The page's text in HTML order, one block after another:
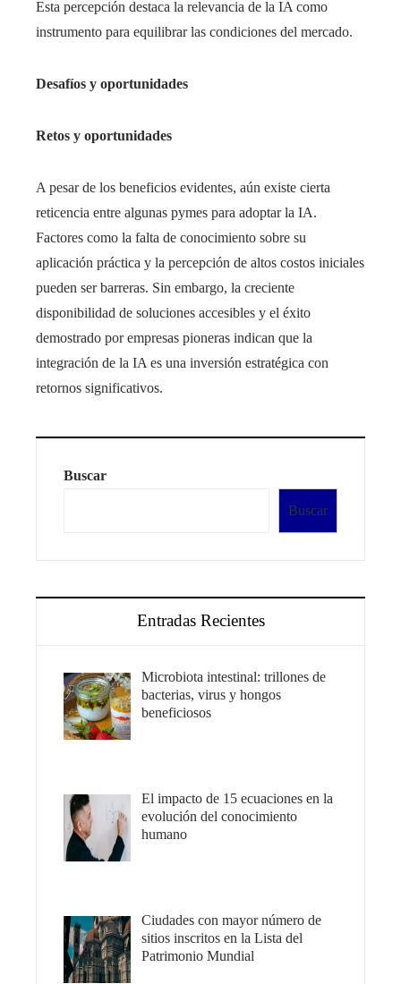
Esta percepción destaca la relevancia de la IA como
instrumento para equilibrar las condiciones del mercado.​
Desafíos y oportunidades
Retos y oportunidades
A pesar de los beneficios evidentes, aún existe cierta
reticencia entre algunas pymes para adoptar la IA.
Factores como la falta de conocimiento sobre su
aplicación práctica y la percepción de altos costos iniciales
pueden ser barreras. Sin embargo, la creciente
disponibilidad de soluciones accesibles y el éxito
demostrado por empresas pioneras indican que la
integración de la IA es una inversión estratégica con
retornos significativos.​
Buscar
Buscar
Entradas Recientes
Microbiota intestinal: trillones de
bacterias, virus y hongos
beneficiosos
El impacto de 15 ecuaciones en la
evolución del conocimiento
humano
Ciudades con mayor número de
sitios inscritos en la Lista del
Patrimonio Mundial